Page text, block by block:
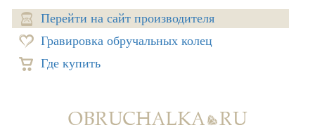
Перейти на сайт производителя
Гравировка обручальных колец
Где купить